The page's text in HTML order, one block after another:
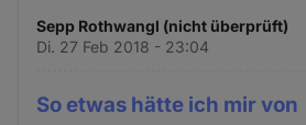
Sepp Rothwangl (nicht überprüft)
Di. 27 Feb 2018 - 23:04
So etwas hätte ich mir von